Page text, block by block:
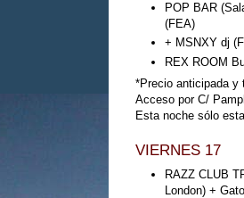
POP BAR
(FEA)
+ MSNXY dj
REX ROOM
*Precio anticipada y
Acceso por C/
Esta noche sólo
VIERNES 17
RAZZ CLUB
London) + Gato